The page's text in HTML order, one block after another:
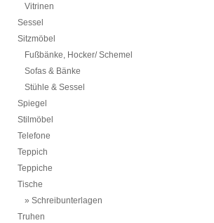
Vitrinen
Sessel
Sitzmöbel
Fußbänke, Hocker/ Schemel
Sofas & Bänke
Stühle & Sessel
Spiegel
Stilmöbel
Telefone
Teppich
Teppiche
Tische
Schreibunterlagen
Truhen